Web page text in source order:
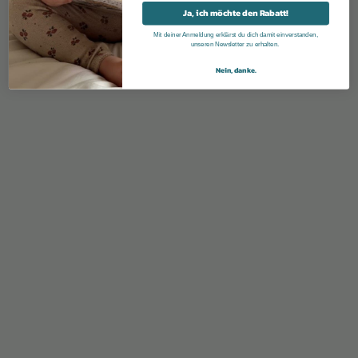
Ja, ich möchte den Rabatt!
Mit deiner Anmeldung erklärst du dich damit einverstanden,
unseren Newsletter zu erhalten.
Nein, danke.